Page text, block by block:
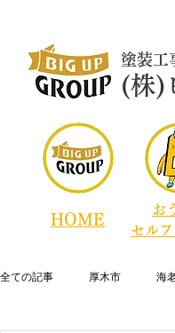
HOME
塗装工
​​​(株)
お
セル
全ての記事 厚木市 海